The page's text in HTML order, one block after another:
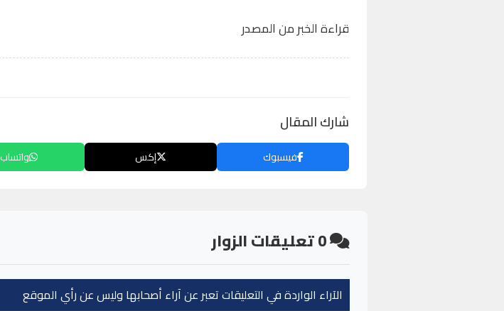
قراءة الخبر من المصدر
شارك المقال
فيسبوك إكس واتساب
0تعليقات الزوار
الآراء الواردة في التعليقات تعبر عن آراء أصحابها وليس عن رأي الموقع